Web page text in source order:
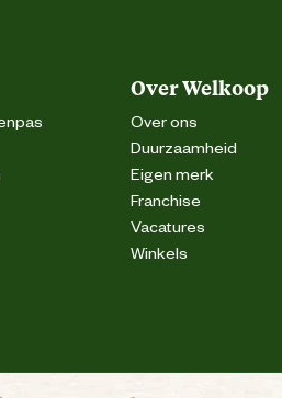
Over Welkoop
Over ons
Duurzaamheid
Eigen merk
Franchise
Vacatures
Winkels